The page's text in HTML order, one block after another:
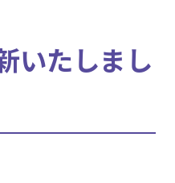
いたしまし